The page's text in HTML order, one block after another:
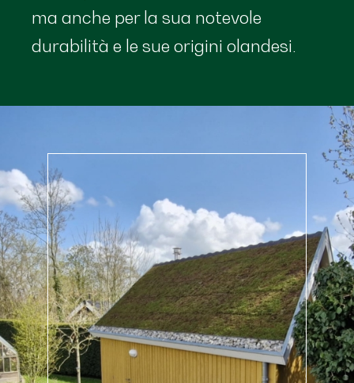
ma anche per la sua notevole
durabilità e le sue origini olandesi.